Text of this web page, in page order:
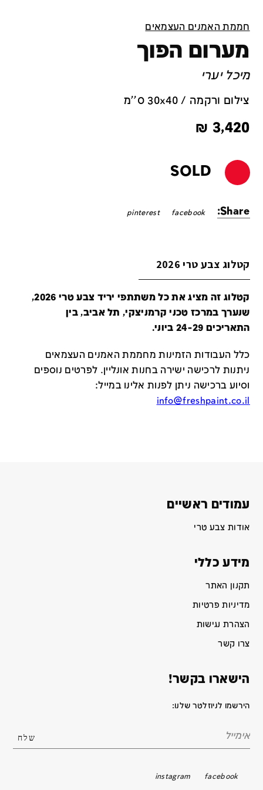
חממת האמנים העצמאים
מערום הפוך
מיכל יערי
צילום ורקמה / 30x40 ס''מ
3,420
₪
SOLD
Share:
facebook
pinterest
קטלוג צבע טרי 2026
קטלוג זה מציג את כל משתתפי יריד צבע טרי 2026,
שנערך במרכז טכני קרמניצקי, תל אביב, בין
התאריכים 24-29 ביוני.
כלל העבודות הזמינות מחממת האמנים העצמאים
ניתנות לרכישה ישירה בחנות אונליין. לפרטים נוספים
וסיוע ברכישה ניתן לפנות אלינו במייל:
info@freshpaint.co.il
עמודים ראשיים
אודות צבע טרי
מידע כללי
תקנון האתר
מדיניות פרטיות
הצהרת נגישות
צרו קשר
הישארו בקשר!
הירשמו לניוזלטר שלנו:
facebook
instagram